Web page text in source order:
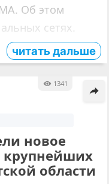
Об этом
сетях.
читать дальше
1341
новое
крупнейших
области